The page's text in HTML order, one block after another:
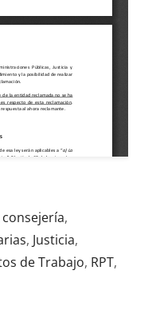
consejería,
, Justicia,
de Trabajo, RPT,